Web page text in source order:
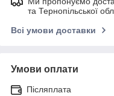
та Тернопільської
Всі умови доставки
Умови оплати
Післяплата